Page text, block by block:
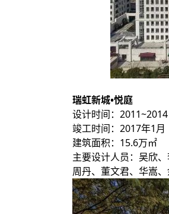
瑞虹新城•悦庭
设计时间：2011~2014
竣工时间：2017年1月
建筑面积：15.6万㎡
主要设计人员：吴欣
周丹、董文君、华嵩